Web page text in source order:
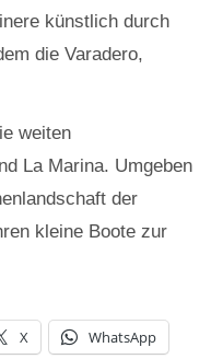
künstlich durch
die Varadero,
weiten
La Marina. Umgeben
der
kleine Boote zur
X WhatsApp